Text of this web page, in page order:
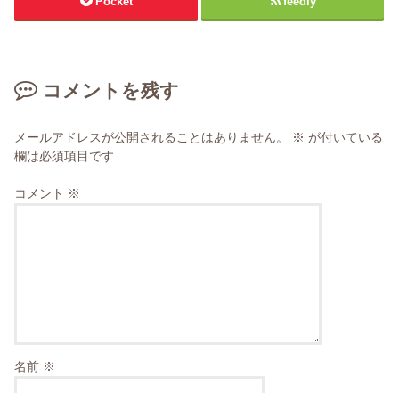
コメントを残す
メールアドレスが公開されることはありません。 ※ が付いている
欄は必須項目です
コメント ※
名前 ※